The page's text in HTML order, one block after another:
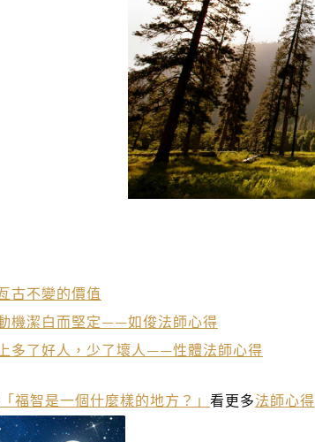
古不變的價值
機潔白而堅定——如俊法師心得
多了好人，少了壞人——性體法師心得
「福智是一個什麼樣的地方？」 看更多法師心得